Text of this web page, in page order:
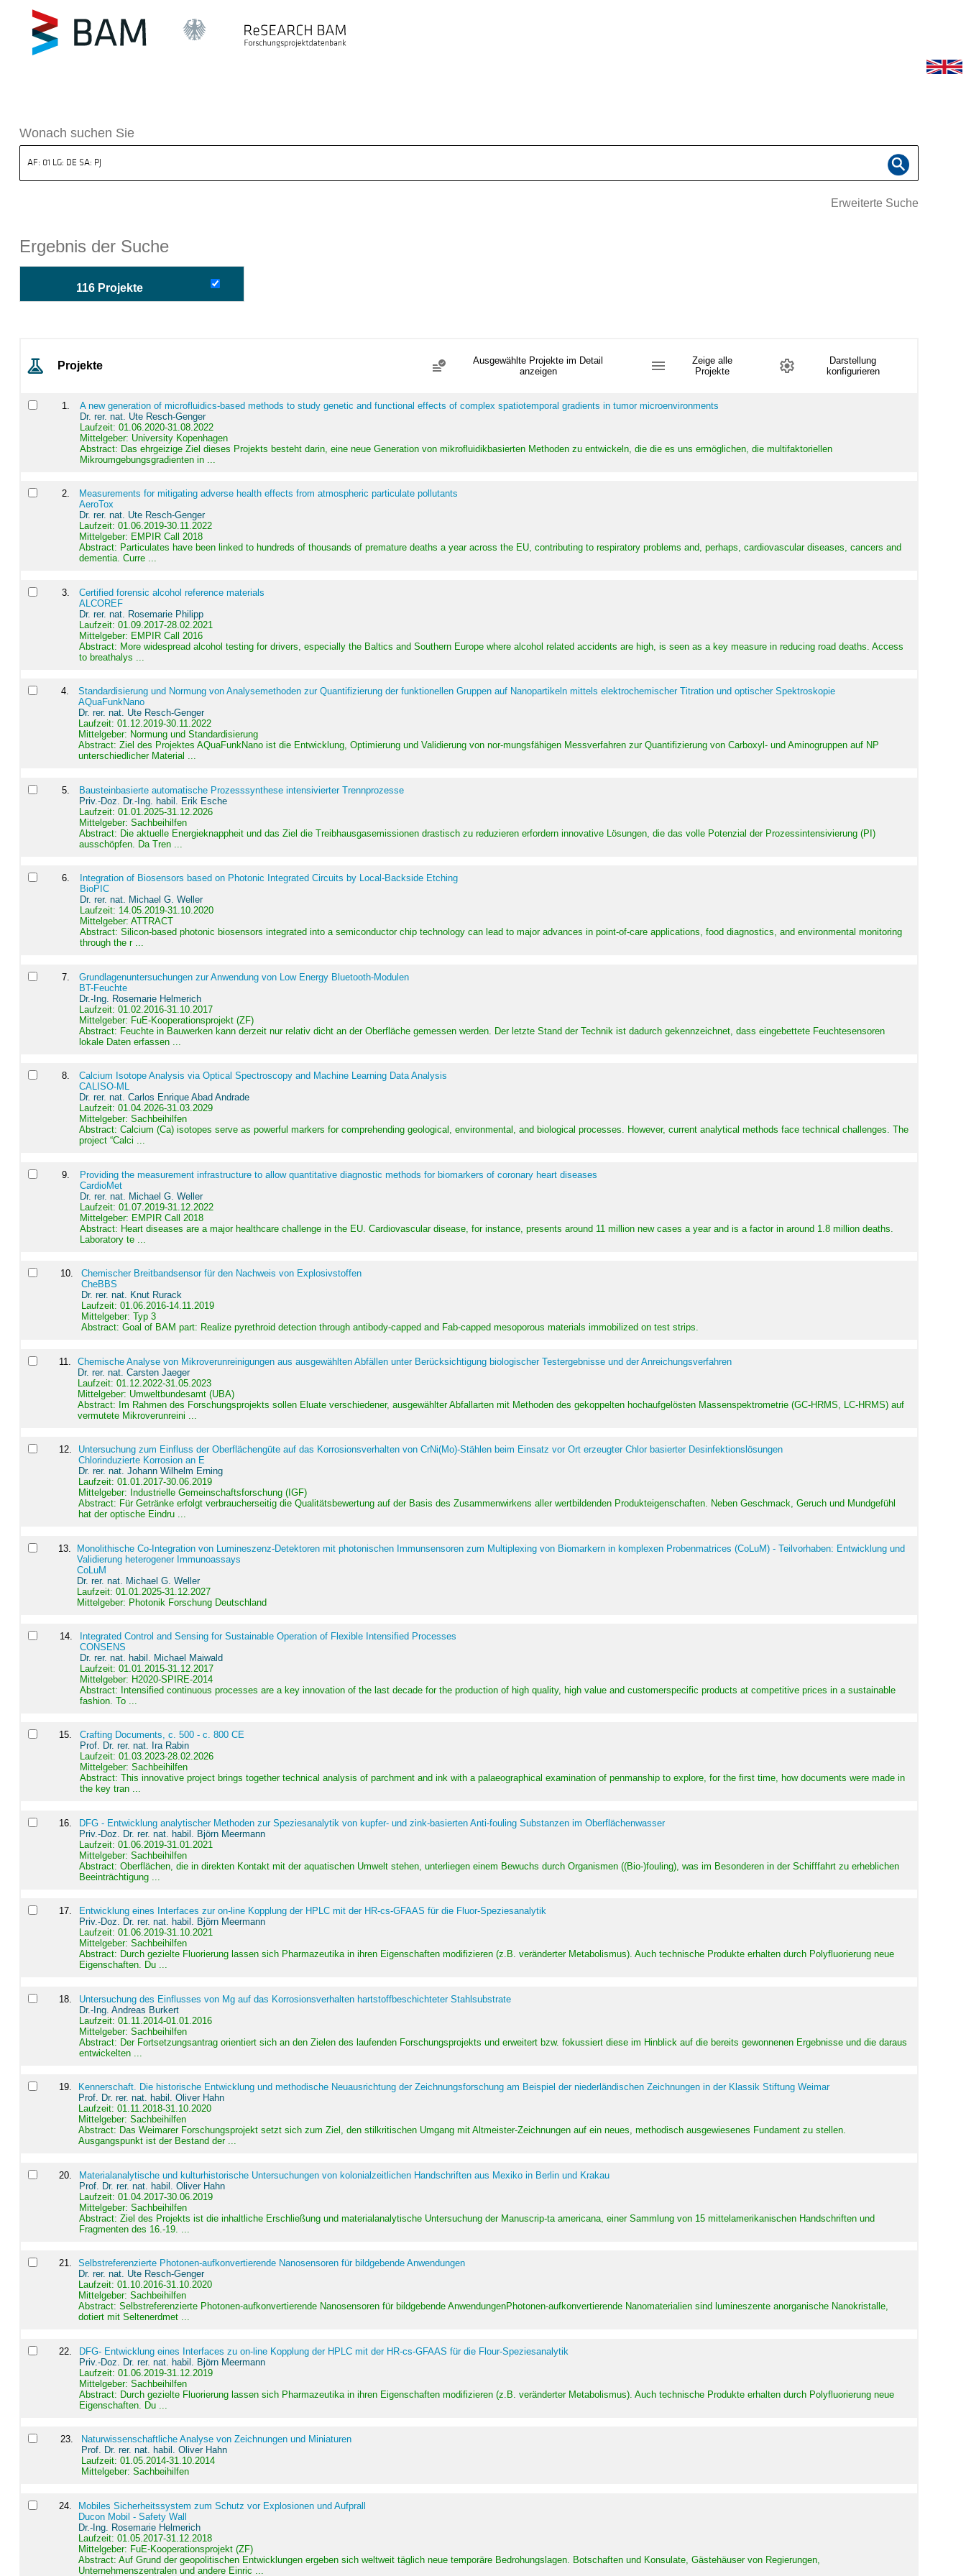
ReSEARCH BAM
Wonach suchen Sie
Erweiterte Suche
Ergebnis der Suche
116 Projekte
Projekte
Ausgewählte Projekte im Detail
anzeigen
Zeige alle
Projekte
Darstellung
konfigurieren
1
A new generation of microfluidics-based methods to study genetic and functional effects of complex spatiotemporal gradients in tumor microenvironments
Dr. rer. nat. Ute Resch-Genger
Laufzeit: 01.06.2020-31.08.2022
Mittelgeber: University Kopenhagen
Abstract: Das ehrgeizige Ziel dieses Projekts besteht darin, eine neue Generation von mikrofluidikbasierten Methoden zu entwickeln, die die es uns ermöglichen, die multifaktoriellen
Mikroumgebungsgradienten in ...
2.
Measurements for mitigating adverse health effects from atmospheric particulate pollutants
AeroTox
Dr. rer. nat. Ute Resch-Genger
Laufzeit: 01.06.2019-30.11.2022
Mittelgeber: EMPIR Call 2018
Abstract: Particulates have been linked to hundreds of thousands of premature deaths a year across the EU, contributing to respiratory problems and, perhaps, cardiovascular diseases, cancers and
dementia. Curre ...
3.
Certified forensic alcohol reference materials
ALCOREF
Dr. rer. nat. Rosemarie Philipp
Laufzeit: 01.09.2017-28.02.2021
Mittelgeber: EMPIR Call 2016
Abstract: More widespread alcohol testing for drivers, especially the Baltics and Southern Europe where alcohol related accidents are high, is seen as a key measure in reducing road deaths. Access
to breathalys ...
4.
Standardisierung und Normung von Analysemethoden zur Quantifizierung der funktionellen Gruppen auf Nanopartikeln mittels elektrochemischer Titration und optischer Spektroskopie
AQuaFunkNano
Dr. rer. nat. Ute Resch-Genger
Laufzeit: 01.12.2019-30.11.2022
Mittelgeber: Normung und Standardisierung
Abstract:Ziel des Projektes AQuaFunkNano ist die Entwicklung, Optimierung und Validierung von nor-mungsfähigen Messverfahren zur Quantifizierung von Carboxyl- und Aminogruppen auf NP
unterschiedlicher Material ...
5.
Bausteinbasierte automatische Prozesssynthese intensivierter Trennprozesse
Priv.-Doz. Dr.-Ing. habil. Erik Esche
Laufzeit: 01.01.2025-31.12.2026
Mittelgeber: Sachbeihilfen
Abstract: Die aktuelle Energieknappheit und das Ziel die Treibhausgasemissionen drastisch zu reduzieren erfordern innovative Lösungen, die das volle Potenzial der Prozessintensivierung (PI)
ausschöpfen. Da Tren ...
6.
Integration of Biosensors based on Photonic Integrated Circuits by Local-Backside Etching
BioPIC
Dr. rer. nat. Michael G. Weller
Laufzeit: 14.05.2019-31.10.2020
Mittelgeber: ATTRACT
Abstract: Silicon-based photonic biosensors integrated into a semiconductor chip technology can lead to major advances in point-of-care applications, food diagnostics, and environmental monitoring
through the r ...
7.
Grundlagenuntersuchungen zur Anwendung von Low Energy Bluetooth-Modulen
BT-Feuchte
Dr.-Ing. Rosemarie Helmerich
Laufzeit: 01.02.2016-31.10.2017
Mittelgeber: FuE-Kooperationsprojekt (ZF)
Abstract: Feuchte in Bauwerken kann derzeit nur relativ dicht an der Oberfläche gemessen werden. Der letzte Stand der Technik ist dadurch gekennzeichnet, dass eingebettete Feuchtesensoren
lokale Daten erfassen ...
8.
Calcium Isotope Analysis via Optical Spectroscopy and Machine Learning Data Analysis
CALISO-ML
Dr. rer. nat. Carlos Enrique Abad Andrade
Laufzeit: 01.04.2026-31.03.2029
Mittelgeber: Sachbeihilfen
Abstract:Calcium (Ca) isotopes serve as powerful markers for comprehending geological, environmental, and biological processes. However, current analytical methods face technical challenges. The
project “Calci ...
9
Providing the measurement infrastructure to allow quantitative diagnostic methods for biomarkers of coronary heart diseases
CardioMet
Dr. rer. nat. Michael G. Weller
Laufzeit: 01.07.2019-31.12.2022
Mittelgeber: EMPIR Call 2018
Abstract: Heart diseases are a major healthcare challenge in the EU. Cardiovascular disease, for instance, presents around 11 million new cases a year and is a factor in around 1.8 million deaths.
Laboratory te ...
10.
Chemischer Breitbandsensor für den Nachweis von Explosivstoffen
CheBBS
Dr. rer. nat. Knut Rurack
Laufzeit: 01.06.2016-14.11.2019
Mittelgeber: Typ 3
Abstract:Goal of BAM part: Realize pyrethroid detection through antibody-capped and Fab-capped mesoporous materials immobilized on test strips.
11
Chemische Analyse von Mikroverunreinigungen aus ausgewählten Abfällen unter Berücksichtigung biologischer Testergebnisse und der Anreichungsverfahren
Dr. rer. nat. Carsten Jaeger
Laufzeit: 01.12.2022-31.05.2023
Mittelgeber: Umweltbundesamt (UBA)
Abstract: Im Rahmen des Forschungsprojekts sollen Eluate verschiedener, ausgewählter Abfallarten mit Methoden des gekoppelten hochaufgelösten Massenspektrometrie (GC-HRMS, LC-HRMS) auf
vermutete Mikroverunreini ...
12.
Untersuchung zum Einfluss der Oberflächengüte auf das Korrosionsverhalten von CrNi(Mo)-Stählen beim Einsatz vor Ort erzeugter Chlor basierter Desinfektionslösungen
Chlorinduzierte Korrosion an E
Dr. rer. nat. Johann Wilhelm Erning
Laufzeit: 01.01.2017-30.06.2019
Mittelgeber: Industrielle Gemeinschaftsforschung (IGF)
Abstract: Für Getränke erfolgt verbraucherseitig die Qualitätsbewertung auf der Basis des Zusammenwirkens aller wertbildenden Produkteigenschaften. Neben Geschmack, Geruch und Mundgefühl
hat der optische Eindru ...
13.
Monolithische Co-Integration von Lumineszenz-Detektoren mit photonischen Immunsensoren zum Multiplexing von Biomarkern in komplexen Probenmatrices (CoLuM) - Teilvorhaben: Entwicklung und
Validierung heterogener Immunoassays
CoLuM
Dr. rer. nat. Michael G. Weller
Laufzeit: 01.01.2025-31.12.2027
Mittelgeber: Photonik Forschung Deutschland
14.
Integrated Control and Sensing for Sustainable Operation of Flexible Intensified Processes
CONSENS
Dr. rer. nat. habil. Michael Maiwald
Laufzeit: 01.01.2015-31.12.2017
Mittelgeber: H2020-SPIRE-2014
Abstract: Intensified continuous processes are a key innovation of the last decade for the production of high quality, high value and customerspecific products at competitive prices in a sustainable
fashion. To ...
15.
Crafting Documents, c. 500 - c. 800 CE
Prof. Dr. rer. nat. Ira Rabin
Laufzeit: 01.03.2023-28.02.2026
Mittelgeber: Sachbeihilfen
Abstract: This innovative project brings together technical analysis of parchment and ink with a palaeographical examination of penmanship to explore, for the first time, how documents were made in
the key tran ...
16
DFG - Entwicklung analytischer Methoden zur Speziesanalytik von kupfer- und zink-basierten Anti-fouling Substanzen im Oberflächenwasser
Priv.-Doz. Dr. rer. nat. habil. Björn Meermann
Laufzeit: 01.06.2019-31.01.2021
Mittelgeber: Sachbeihilfen
Abstract:Oberflächen, die in direkten Kontakt mit der aquatischen Umwelt stehen, unterliegen einem Bewuchs durch Organismen ((Bio-)fouling), was im Besonderen in der Schifffahrt zu erheblichen
Beeinträchtigung ...
17.
Entwicklung eines Interfaces zur on-line Kopplung der HPLC mit der HR-cs-GFAAS für die Fluor-Speziesanalytik
Priv.-Doz. Dr. rer. nat. habil. Björn Meermann
Laufzeit: 01.06.2019-31.10.2021
Mittelgeber: Sachbeihilfen
Abstract: Durch gezielte Fluorierung lassen sich Pharmazeutika in ihren Eigenschaften modifizieren (z.B. veränderter Metabolismus). Auch technische Produkte erhalten durch Polyfluorierung neue
Eigenschaften. Du ...
18
Untersuchung des Einflusses von Mg auf das Korrosionsverhalten hartstoffbeschichteter Stahlsubstrate
Dr.-Ing. Andreas Burkert
Laufzeit: 01.11.2014-01.01.2016
Mittelgeber: Sachbeihilfen
Abstract: Der Fortsetzungsantrag orientiert sich an den Zielen des laufenden Forschungsprojekts und erweitert bzw. fokussiert diese im Hinblick auf die bereits gewonnenen Ergebnisse und die daraus
entwickelten ...
19.
Kennerschaft. Die historische Entwicklung und methodische Neuausrichtung der Zeichnungsforschung am Beispiel der niederländischen Zeichnungen in der Klassik Stiftung Weimar
Prof. Dr. rer. nat. habil. Oliver Hahn
Laufzeit: 01.11.2018-31.10.2020
Mittelgeber: Sachbeihilfen
Abstract: Das Weimarer Forschungsprojekt setzt sich zum Ziel, den stilkritischen Umgang mit Altmeister-Zeichnungen auf ein neues, methodisch ausgewiesenes Fundament zu stellen.
Ausgangspunkt ist der Bestand der ...
20
Materialanalytische und kulturhistorische Untersuchungen von kolonialzeitlichen Handschriften aus Mexiko in Berlin und Krakau
Prof. Dr. rer. nat. habil. Oliver Hahn
Laufzeit: 01.04.2017-30.06.2019
Mittelgeber: Sachbeihilfen
Abstract: Ziel des Projekts ist die inhaltliche Erschließung und materialanalytische Untersuchung der Manuscrip-ta americana, einer Sammlung von 15 mittelamerikanischen Handschriften und
Fragmenten des 16.-19. ...
21.
Selbstreferenzierte Photonen-aufkonvertierende Nanosensoren für bildgebende Anwendungen
Dr. rer. nat. Ute Resch-Genger
Laufzeit: 01.10.2016-31.10.2020
Mittelgeber: Sachbeihilfen
Abstract:Selbstreferenzierte Photonen-aufkonvertierende Nanosensoren für bildgebende AnwendungenPhotonen-aufkonvertierende Nanomaterialien sind lumineszente anorganische Nanokristalle,
dotiert mit Seltenerdmet ...
22
DFG- Entwicklung eines Interfaces zu on-line Kopplung der HPLC mit der HR-cs-GFAAS für die Flour-Speziesanalytik
Priv.-Doz. Dr. rer. nat. habil. Björn Meermann
Laufzeit: 01.06.2019-31.12.2019
Mittelgeber: Sachbeihilfen
Abstract: Durch gezielte Fluorierung lassen sich Pharmazeutika in ihren Eigenschaften modifizieren (z.B. veränderter Metabolismus). Auch technische Produkte erhalten durch Polyfluorierung neue
Eigenschaften. Du ...
23.
Naturwissenschaftliche Analyse von Zeichnungen und Miniaturen
Prof. Dr. rer. nat. habil. Oliver Hahn
Laufzeit: 01.05.2014-31.10.2014
Mittelgeber: Sachbeihilfen
24.
Mobiles Sicherheitssystem zum Schutz vor Explosionen und Aufprall
Ducon Mobil - Safety Wall
Dr.-Ing. Rosemarie Helmerich
Laufzeit: 01.05.2017-31.12.2018
Mittelgeber: FuE-Kooperationsprojekt (ZF)
Abstract:Auf Grund der geopolitischen Entwicklungen ergeben sich weltweit täglich neue temporäre Bedrohungslagen. Botschaften und Konsulate, Gästehäuser von Regierungen,
Unternehmenszentralen und andere Einric ...